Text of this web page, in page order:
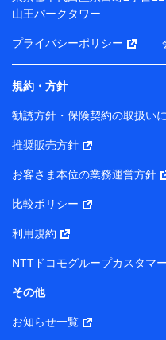
トの閲覧履歴、購買履
ータを分析して、お客
サービス・商品等に関
ことがあります。）
各種セミナーの開催の
コンサルティングサービ
アンケートやキャンペ
上記に係る案内・手続
所・代表者名】
り）
株式会社NTTドコモ・フィ
社長 廣井 孝史
東京都中央区日本橋人形
株式会社ドコモ・インシ
山王パークタワー
プライバシーポリシー
規約・方針
勧誘方針・保険契約の取扱い
推奨販売方針
お客さま本位の業務運営方針
比較ポリシー
利用規約
NTTドコモグループカスタマ
その他
お知らせ一覧